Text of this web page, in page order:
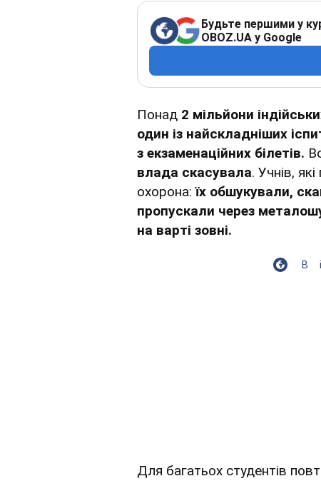
Будьте першими у
OBOZ.UA у Google
Понад 2 мільйони
один із найскладніших
з екзаменаційних білетів.
влада скасувала. Учнів,
охорона:їх обшукували,
пропускали через
на варті зовні.
Для багатьох студентів